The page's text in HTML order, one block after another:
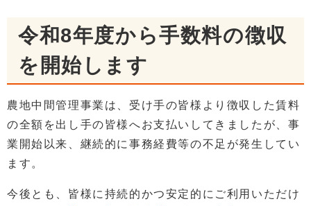
令和8年度から手数料の徴収
を開始します
農地中間管理事業は、受け手の皆様より徴収した賃料
の全額を出し手の皆様へお支払いしてきましたが、事
業開始以来、継続的に事務経費等の不足が発生してい
ます。
今後とも、皆様に持続的かつ安定的にご利用いただけ